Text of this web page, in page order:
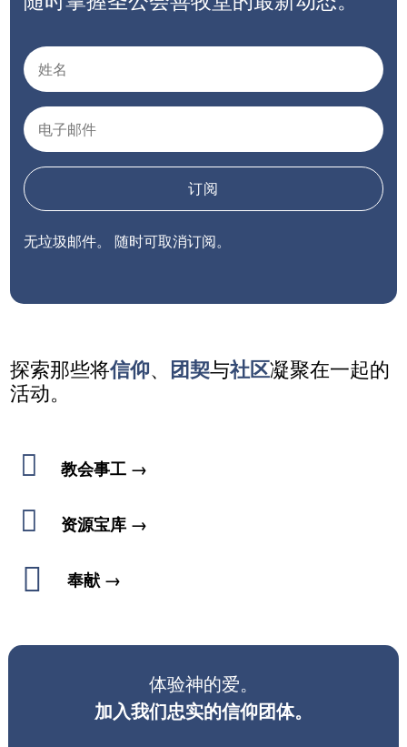
订阅
无垃圾邮件。 随时可取消订阅。
探索那些将信仰、 团契与社区凝聚在一起的
活动。
 教会事工 →
 资源宝库 →
 奉献 →
体验神的爱。
加入我们忠实的信仰团体。